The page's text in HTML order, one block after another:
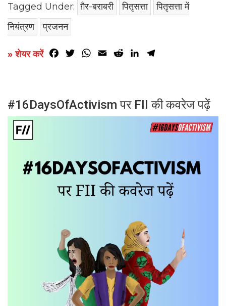
Tagged Under: ग़ैर-बराबरी पितृसत्ता
पितृसत्ता में
नियंत्रण
प्रजनन
» शेयर करें Facebook
TwitterWhatsApp
Email RedditLinkedIn
#16DaysOfActivism पर FII की कवरेज पढ़ें